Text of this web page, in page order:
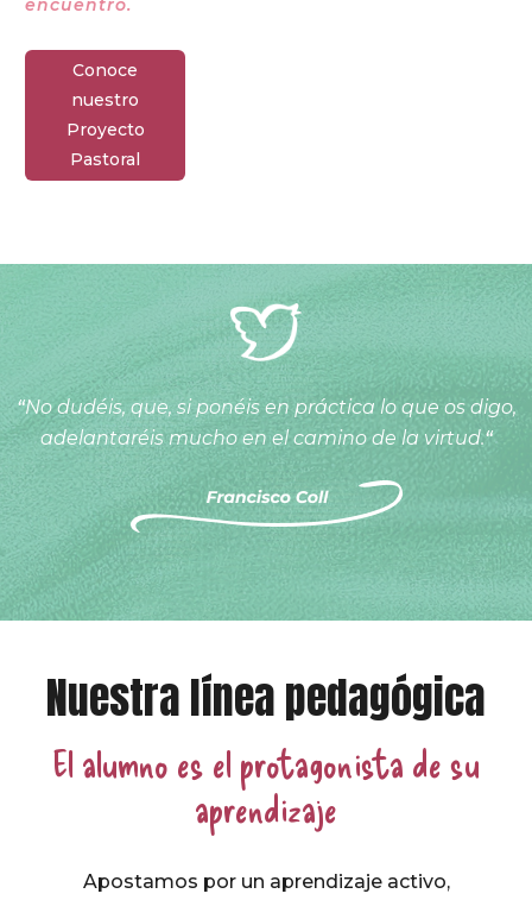
encuentro.
Conoce
nuestro
Proyecto
Pastoral
“No dudéis, que, si ponéis en práctica lo que os digo,
adelantaréis mucho en el camino de la virtud.“
Nuestra línea pedagógica
El alumno es el protagonista de su
aprendizaje
Apostamos por un aprendizaje activo,